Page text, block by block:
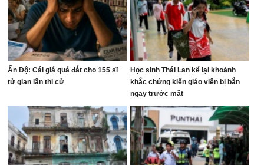
Ấn Độ: Cái giá quá đắt cho 155 sĩ
tử gian lận thi cử
Học sinh Thái Lan kể lại khoảnh
khắc chứng kiến giáo viên bị bắn
ngay trước mặt